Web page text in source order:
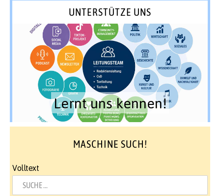
UNTERSTÜTZE UNS
Lernt uns kennen!
MASCHINE SUCH!
Volltext